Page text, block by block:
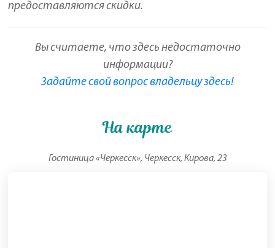
предоставляются скидки.
Вы считаете, что здесь недостаточно
информации?
Задайте свой вопрос владельцу здесь!
На карте
Гостиница «Черкесск», Черкесск, Кирова, 23